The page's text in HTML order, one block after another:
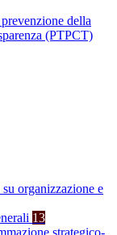
della
(PTPCT)
organizzazione e
13